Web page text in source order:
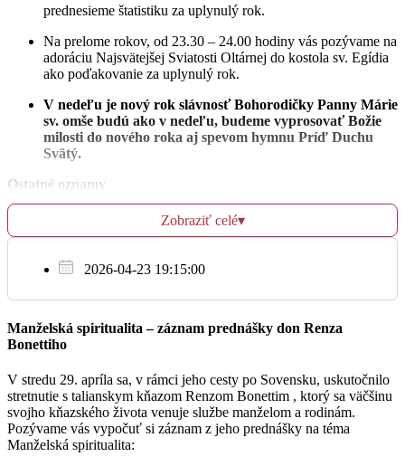
St
28.12.
18:00
✝︎ Vilma Vágnerová nedožitých 100 rokov, svatovci
Andrej,Mária
Kostol sv. Egídia
Št
18:00
30.12.
16:00
Na úmysel celebranta
Psiare
prednesieme štatistiku za uplynulý rok.
Na prelome rokov, od 23.30 – 24.00 hodiny vás pozývame na
adoráciu Najsvätejšej Sviatosti Oltárnej do kostola sv. Egídia
ako poďakovanie za uplynulý rok.
V nedeľu je nový rok slávnosť Bohorodičky Panny Márie
sv. omše budú ako v nedeľu, budeme vyprosovať Božie
milosti do nového roka aj spevom hymnu Príď Duchu
Svätý.
Ostatné oznamy
Ak by ste chceli našej farnosti pomôcť prekonať nedobrú
finančnú situáciu, môžete tak urobiť prostredníctvom farského
IBAN
SK05 0900 0000 0000 7433 7706
všetkým Bohu známym, ktorý našej farnosti pomohli svojim
milodarom. Nech vám to dobrotivý Pán odmení.
Zobraziť celé▾
2026-04-23 19:15:00
Manželská spiritualita – záznam prednášky don Renza
Bonettiho
V stredu 29. apríla sa, v rámci jeho cesty po Sovensku, uskutočnilo
stretnutie s talianskym kňazom Renzom Bonettim , ktorý sa väčšinu
svojho kňazského života venuje službe manželom a rodinám.
Pozývame vás vypočuť si záznam z jeho prednášky na téma
Manželská spiritualita: